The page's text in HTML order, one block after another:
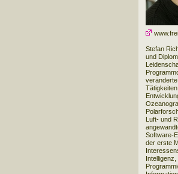
Stefan
und
Luft- und
Software-
der erste